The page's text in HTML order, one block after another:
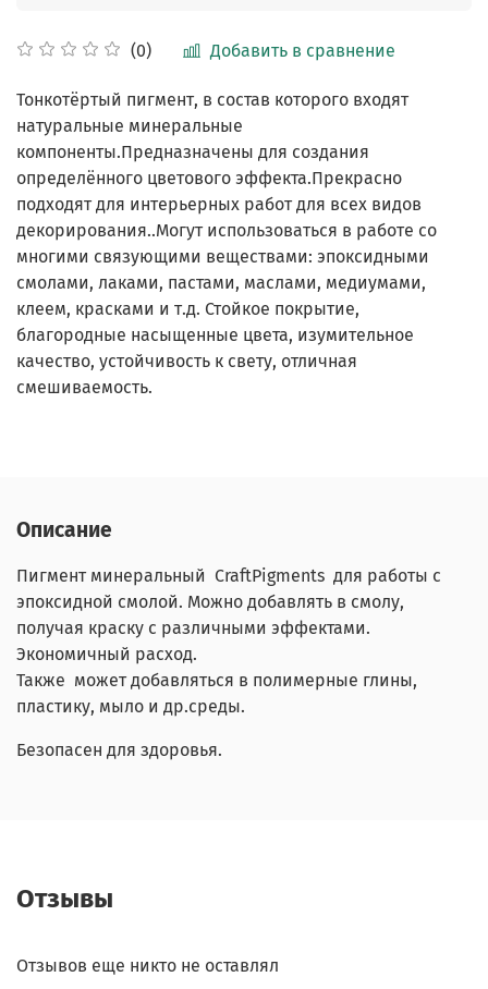
(0) Добавить в сравнение
Тонкотёртый пигмент, в состав которого входят
натуральные минеральные
компоненты.Предназначены для создания
определённого цветового эффекта.Прекрасно
подходят для интерьерных работ для всех видов
декорирования..Могут использоваться в работе со
многими связующими веществами: эпоксидными
смолами, лаками, пастами, маслами, медиумами,
клеем, красками и т.д. Стойкое покрытие,
благородные насыщенные цвета, изумительное
качество, устойчивость к свету, отличная
смешиваемость.
Описание
Пигмент минеральный CraftPigments для работы с
эпоксидной смолой. Можно добавлять в смолу,
получая краску с различными эффектами.
Экономичный расход.
Также может добавляться в полимерные глины,
пластику, мыло и др.среды.
Безопасен для здоровья.
Отзывы
Отзывов еще никто не оставлял